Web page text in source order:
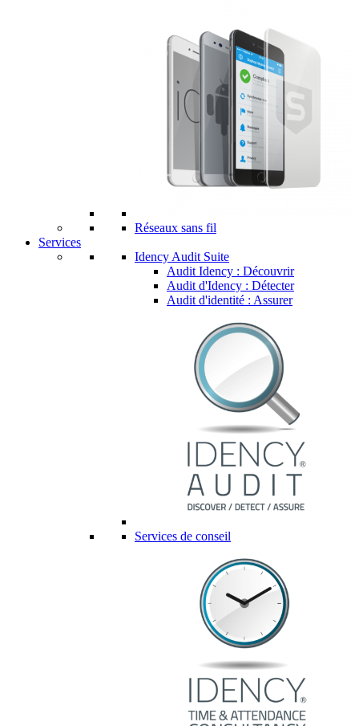
Réseaux sans fil
Services
Idency Audit Suite
Audit Idency : Découvrir
Audit d'Idency : Détecter
Audit d'identité : Assurer
Services de conseil